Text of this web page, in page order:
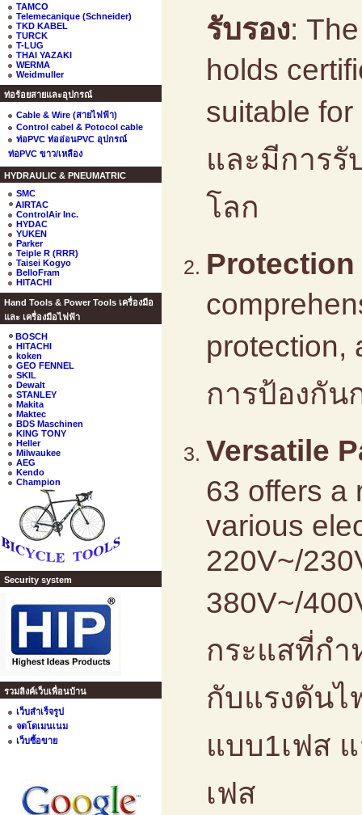
TAMCO
Telemecanique (Schneider)
TKD KABEL
TURCK
T-LUG
THAI YAZAKI
WERMA
Weidmuller
ท่อร้อยสายและอุปกรณ์
Cable & Wire (สายไฟฟ้า)
Control cabel & Potocol cable
ท่อPVC ท่ออ่อนPVC อุปกรณ์
ท่อPVC ขาว/เหลือง
HYDRAULIC & PNEUMATRIC
SMC
AIRTAC
ControlAir Inc.
HYDAC
YUKEN
Parker
Teiple R (RRR)
Taisei Kogyo
BelloFram
HITACHI
Hand Tools & Power Tools เครื่องมือ
และ เครื่องมือไฟฟ้า
BOSCH
HITACHI
koken
GEO FENNEL
SKIL
Dewalt
STANLEY
Makita
Maktec
BDS Maschinen
KING TONY
Heller
Milwaukee
AEG
Kendo
Champion
Security system
รวมลิงค์เว็บเพื่อนบ้าน
เว็บสำเร็จรูป
จดโดเมนเนม
เว็บซื้อขาย
รับรอง:
holds
suitable
และมีการรั
โลก
การป้องกัน
Versatile​
63 offers a
various
220V~/
380V~/
กระแสที่กำ
กับแรงดันไ
แบบ1เฟส
เฟส